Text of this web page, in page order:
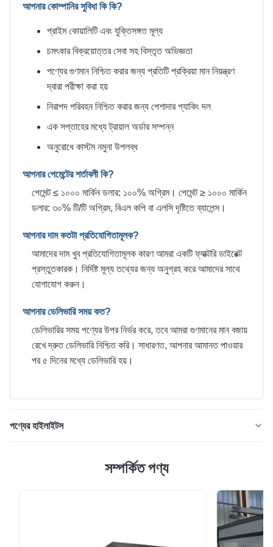
আপনার কোম্পানির সুবিধা কি কি?
প্রাইম কোয়ালিটি এবং যুক্তিসঙ্গত মূল্য
চমৎকার বিক্রয়োত্তর সেবা সহ বিস্তৃত অভিজ্ঞতা
পণ্যের গুণমান নিশ্চিত করার জন্য প্রতিটি প্রক্রিয়া মান নিয়ন্ত্রণ
দ্বারা পরীক্ষা করা হয়
নিরাপদ পরিবহন নিশ্চিত করার জন্য পেশাদার প্যাকিং দল
এক সপ্তাহের মধ্যে ট্রায়াল অর্ডার সম্পন্ন
অনুরোধে কাস্টম নমুনা উপলব্ধ
আপনার পেমেন্টের শর্তাবলী কি?
পেমেন্ট ≤ ১০০০ মার্কিন ডলার: ১০০% অগ্রিম। পেমেন্ট ≥ ১০০০ মার্কিন
ডলার: ৩০% টি/টি অগ্রিম, বিএল কপি বা এলসি দৃষ্টিতে ব্যালেন্স।
আপনার দাম কতটা প্রতিযোগিতামূলক?
আমাদের দাম খুব প্রতিযোগিতামূলক কারণ আমরা একটি ফ্যাক্টরি ডাইরেক্ট
প্রস্তুতকারক। নির্দিষ্ট মূল্য তথ্যের জন্য অনুগ্রহ করে আমাদের সাথে
যোগাযোগ করুন।
আপনার ডেলিভারি সময় কত?
ডেলিভারির সময় পণ্যের উপর নির্ভর করে, তবে আমরা গুণমানের মান বজায়
রেখে দ্রুত ডেলিভারি নিশ্চিত করি। সাধারণত, আপনার আমানত পাওয়ার
পর ৫ দিনের মধ্যে ডেলিভারি হয়।
পণ্যের হাইলাইটস
ইলেক্ট্রোলাইটিক টিনপ্লেট শিট ৫.৬/৫.৬ টিনপ্লেট, টিনের একটি আবরণ সহ পাতলা
প্রয়োগ করা হয়; এই প্রক্রিয়ার মাধ্যমে প্রায় সমস্ত টিনপ্লেট এখন তৈরি হয়।
সম্পর্কিত পণ্য